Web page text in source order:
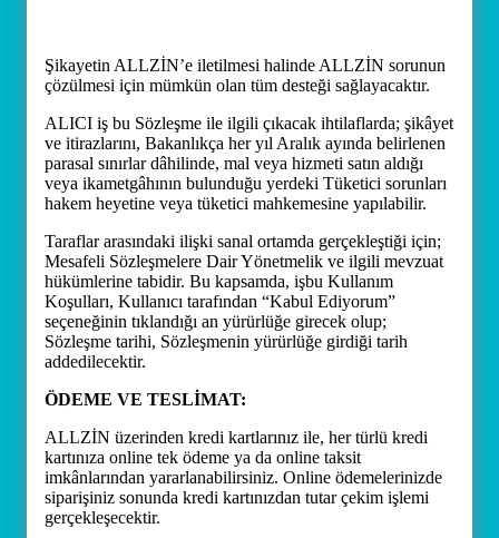
Şikayetin ALLZİN’e iletilmesi halinde ALLZİN sorunun
çözülmesi için mümkün olan tüm desteği sağlayacaktır.
ALICI iş bu Sözleşme ile ilgili çıkacak ihtilaflarda; şikâyet
ve itirazlarını, Bakanlıkça her yıl Aralık ayında belirlenen
parasal sınırlar dâhilinde, mal veya hizmeti satın aldığı
veya ikametgâhının bulunduğu yerdeki Tüketici sorunları
hakem heyetine veya tüketici mahkemesine yapılabilir.
Taraflar arasındaki ilişki sanal ortamda gerçekleştiği için;
Mesafeli Sözleşmelere Dair Yönetmelik ve ilgili mevzuat
hükümlerine tabidir. Bu kapsamda, işbu Kullanım
Koşulları, Kullanıcı tarafından “Kabul Ediyorum”
seçeneğinin tıklandığı an yürürlüğe girecek olup;
Sözleşme tarihi, Sözleşmenin yürürlüğe girdiği tarih
addedilecektir.
ÖDEME VE TESLİMAT:
ALLZİN üzerinden kredi kartlarınız ile, her türlü kredi
kartınıza online tek ödeme ya da online taksit
imkânlarından yararlanabilirsiniz. Online ödemelerinizde
siparişiniz sonunda kredi kartınızdan tutar çekim işlemi
gerçekleşecektir.